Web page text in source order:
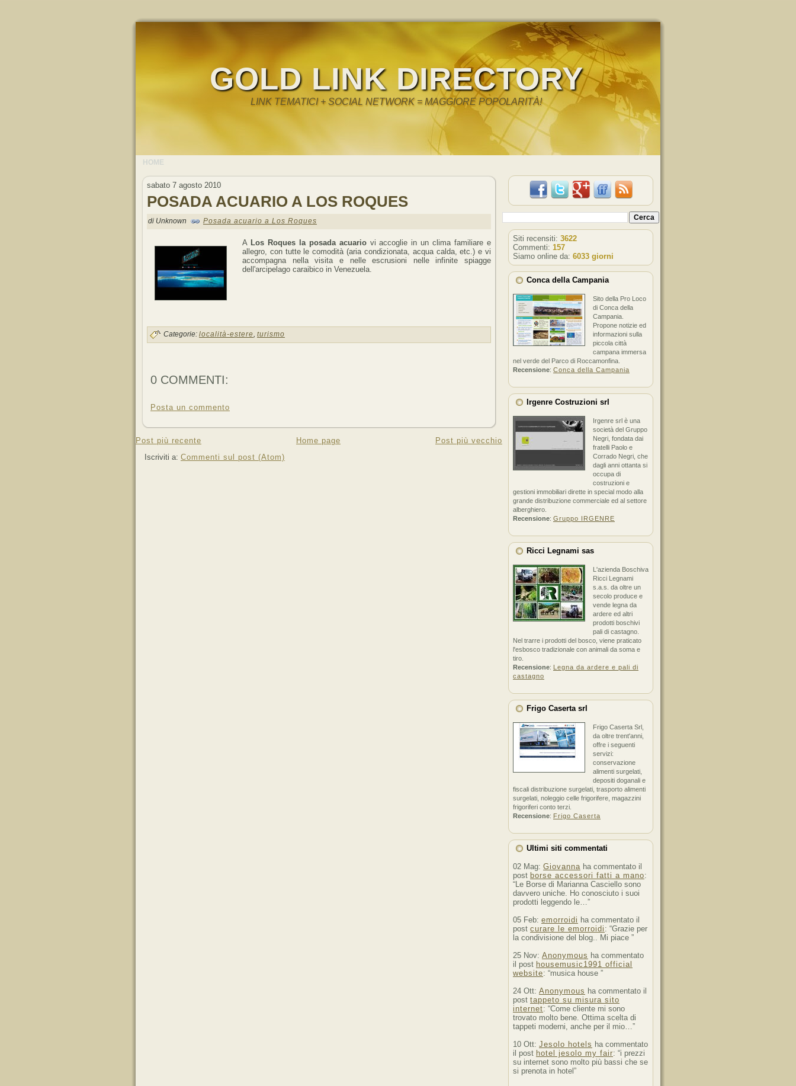
GOLD LINK DIRECTORY
LINK TEMATICI + SOCIAL NETWORK = MAGGIORE POPOLARITÀ!
HOME
sabato 7 agosto 2010
POSADA ACUARIO A LOS ROQUES
di Unknown Posada acuario a Los Roques
A Los Roques la posada acuariovi accoglie in un clima familiare e
allegro, con tutte le comodità (aria condizionata, acqua calda, etc.) e vi
accompagna nella visita e nelle escrusioni nelle infinite spiagge
dell'arcipelago caraibico in Venezuela.
Categorie: località-estere, turismo
0 COMMENTI:
Posta un commento
Post più recente Post più vecchio
Home page
Iscriviti a: Commenti sul post (Atom)
Siti recensiti: 3622
Commenti: 157
Siamo online da: 6033 giorni
Conca della Campania
Sito della Pro Loco
di Conca della
Campania.
Propone notizie ed
informazioni sulla
piccola città
campana immersa
nel verde del Parco di Roccamonfina.
Recensione: Conca della Campania
Irgenre Costruzioni srl
Irgenre srl è una
società del Gruppo
Negri, fondata dai
fratelli Paolo e
Corrado Negri, che
dagli anni ottanta si
occupa di
costruzioni e
gestioni immobiliari dirette in special modo alla
grande distribuzione commerciale ed al settore
alberghiero.
Recensione: Gruppo IRGENRE
Ricci Legnami sas
L'azienda Boschiva
Ricci Legnami
s.a.s. da oltre un
secolo produce e
vende legna da
ardere ed altri
prodotti boschivi
pali di castagno.
Nel trarre i prodotti del bosco, viene praticato
l'esbosco tradizionale con animali da soma e
tiro.
Recensione: Legna da ardere e pali di
castagno
Frigo Caserta srl
Frigo Caserta Srl,
da oltre trent'anni,
offre i seguenti
servizi:
conservazione
alimenti surgelati,
depositi doganali e
fiscali distribuzione surgelati, trasporto alimenti
surgelati, noleggio celle frigorifere, magazzini
frigoriferi conto terzi.
Recensione: Frigo Caserta
Ultimi siti commentati
02 Mag: Giovanna ha commentato il
post borse accessori fatti a mano:
“Le Borse di Marianna Casciello sono
davvero uniche. Ho conosciuto i suoi
prodotti leggendo le…”
05 Feb: emorroidi ha commentato il
post curare le emorroidi : “Grazie per
la condivisione del blog.. Mi piace ”
25 Nov: Anonymous ha commentato
il post housemusic1991 official
website: “musica house ”
24 Ott: Anonymous ha commentato il
post tappeto su misura sito
internet: “Come cliente mi sono
trovato molto bene. Ottima scelta di
tappeti moderni, anche per il mio…”
10 Ott: Jesolo hotels ha commentato
il post hotel jesolo my fair: “i prezzi
su internet sono molto più bassi che se
si prenota in hotel”